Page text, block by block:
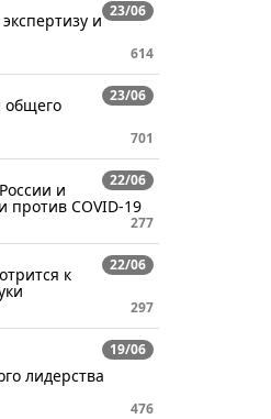
23/06
и
614
23/06
общего
701
22/06
и
против COVID-19
277
22/06
к
297
19/06
лидерства
476